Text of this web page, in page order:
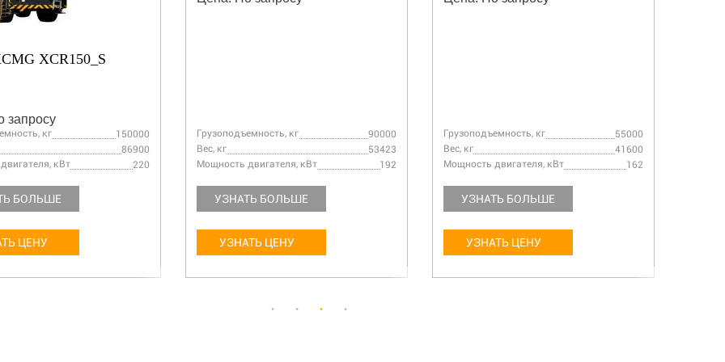
XCR150_S
запросу
кг
150000
86900
кВт
220
БОЛЬШЕ
ЦЕНУ
Грузоподъемность, кг
90000
Вес, кг
53423
Мощность двигателя, кВт
192
УЗНАТЬ БОЛЬШЕ
УЗНАТЬ ЦЕНУ
Грузоподъемность, кг
55000
Вес, кг
41600
Мощность двигателя, кВт
162
УЗНАТЬ БОЛЬШЕ
УЗНАТЬ ЦЕНУ